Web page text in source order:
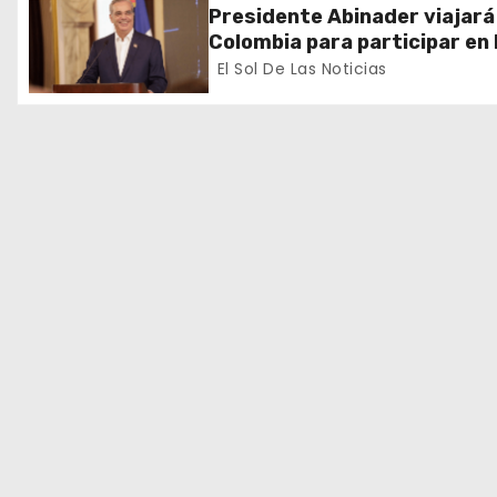
e
e
n
Presidente Abinader viajará
Colombia para participar en
toma de posesión de
El Sol De Las Noticias